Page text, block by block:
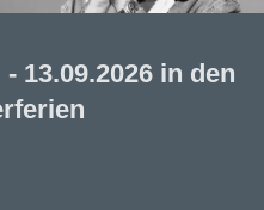
13.09.2026 in den